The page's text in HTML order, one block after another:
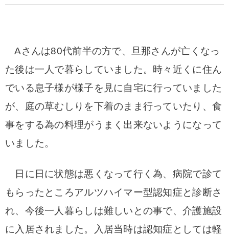
Aさんは80代前半の方で、旦那さんが亡くなっ
た後は一人で暮らしていました。 時々近くに住ん
でいる息子様が様子を見に自宅に行っていました
が、庭の草むしりを下着のまま行っていたり、食
事をする為の料理がうまく出来ないようになって
いました。
日に日に状態は悪くなって行く為、病院で診て
もらったところアルツハイマー型認知症と診断さ
れ、今後一人暮らしは難しいとの事で、介護施設
に入居されました。
入居当時は認知症としては軽